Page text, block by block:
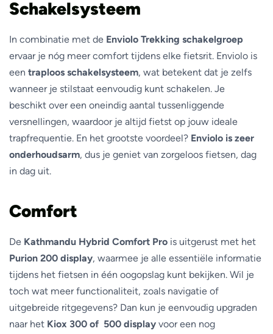
Schakelsysteem
In combinatie met de Enviolo Trekking schakelgroep
ervaar je nóg meer comfort tijdens elke fietsrit. Enviolo is
een traploos schakelsysteem, wat betekent dat je zelfs
wanneer je stilstaat eenvoudig kunt schakelen. Je
beschikt over een oneindig aantal tussenliggende
versnellingen, waardoor je altijd fietst op jouw ideale
trapfrequentie. En het grootste voordeel? Enviolo is zeer
onderhoudsarm, dus je geniet van zorgeloos fietsen, dag
in dag uit.
Comfort
De Kathmandu Hybrid Comfort Pro is uitgerust met het
Purion 200 display, waarmee je alle essentiële informatie
tijdens het fietsen in één oogopslag kunt bekijken. Wil je
toch wat meer functionaliteit, zoals navigatie of
uitgebreide ritgegevens? Dan kun je eenvoudig upgraden
naar het Kiox 300 of 500 display voor een nog